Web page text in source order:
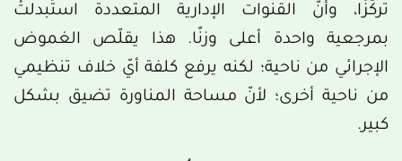
تركّزًا، وأنّ القنوات الإدارية المتعددة استُبدلتْ
بمرجعية واحدة أعلى وزنًا. هذا يقلّص الغموض
الإجرائي من ناحية؛ لكنه يرفع كلفة أيّ خلاف تنظيمي
من ناحية أخرى؛ لأنّ مساحة المناورة تضيق بشكل
كبير.